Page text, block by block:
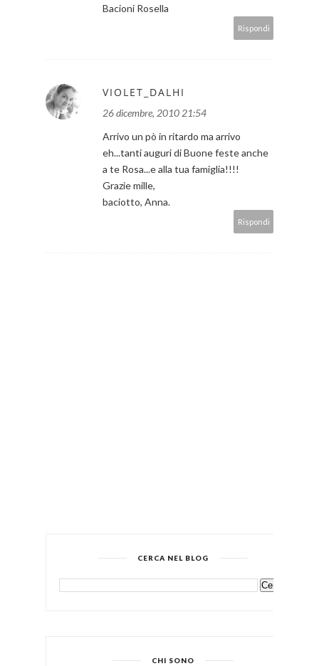
Bacioni Rosella
Rispondi
VIOLET_DALHI
26 dicembre, 2010 21:54
Arrivo un pò in ritardo ma arrivo
eh...tanti auguri di Buone feste anche
a te Rosa...e alla tua famiglia!!!!
Grazie mille,
baciotto, Anna.
Rispondi
CERCA NEL BLOG
CHI SONO